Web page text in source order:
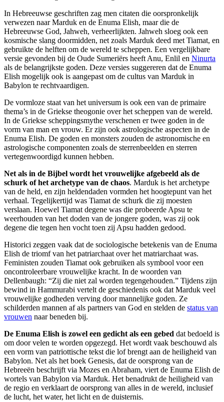
In Hebreeuwse geschriften zag men citaten die oorspronkelijk
verwezen naar Marduk en de Enuma Elish, maar die de
Hebreeuwse God, Jahweh, verheerlijkten. Jahweh sloeg ook een
kosmische slang doormidden, net zoals Marduk deed met Tiamat, en
gebruikte de helften om de wereld te scheppen. Een vergelijkbare
versie gevonden bij de Oude Sumeriërs heeft Anu, Enlil en Ninurta
als de belangrijkste goden. Deze versies suggereren dat de Enuma
Elish mogelijk ook is aangepast om de cultus van Marduk in
Babylon te rechtvaardigen.
De vormloze staat van het universum is ook een van de primaire
thema’s in de Griekse theogonie over het scheppen van de wereld.
In de Griekse scheppingsmythe verschenen er twee goden in de
vorm van man en vrouw. Er zijn ook astrologische aspecten in de
Enuma Elish. De goden en monsters zouden de astronomische en
astrologische componenten zoals de sterrenbeelden en sterren
vertegenwoordigd kunnen hebben.
Net als in de Bijbel wordt het vrouwelijke afgebeeld als de
schurk of het archetype van de chaos. Marduk is het archetype
van de held, en zijn heldendaden vormden het hoogtepunt van het
verhaal. Tegelijkertijd was Tiamat de schurk die zij moesten
verslaan. Hoewel Tiamat degene was die probeerde Apsu te
weerhouden van het doden van de jongere goden, was zij ook
degene die tegen hen vocht toen zij Apsu hadden gedood.
Historici zeggen vaak dat de sociologische betekenis van de Enuma
Elish de triomf van het patriarchaat over het matriarchaat was.
Feministen zouden Tiamat ook gebruiken als symbool voor een
oncontroleerbare vrouwelijke kracht. In de woorden van
Dellenbaugh: “Zij die niet zal worden tegengehouden.” Tijdens zijn
bewind in Hammurabi vertelt de geschiedenis ook dat Marduk veel
vrouwelijke godheden verving door mannelijke goden. Ze
schilderden mannen af als partners van God en stelden de status van
vrouwen naar beneden bij.
De Enuma Elish is zowel een gedicht als een gebed dat bedoeld is
om door velen te worden opgezegd. Het wordt vaak beschouwd als
een vorm van patriottische tekst die lof brengt aan de heiligheid van
Babylon. Net als het boek Genesis, dat de oorsprong van de
Hebreeën beschrijft via Mozes en Abraham, viert de Enuma Elish de
wortels van Babylon via Marduk. Het benadrukt de heiligheid van
de regio en verklaart de oorsprong van alles in de wereld, inclusief
de lucht, het water, het licht en de duisternis.